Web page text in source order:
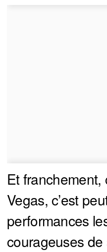
Et franchement,
Vegas, c’est
performances
courageuses de